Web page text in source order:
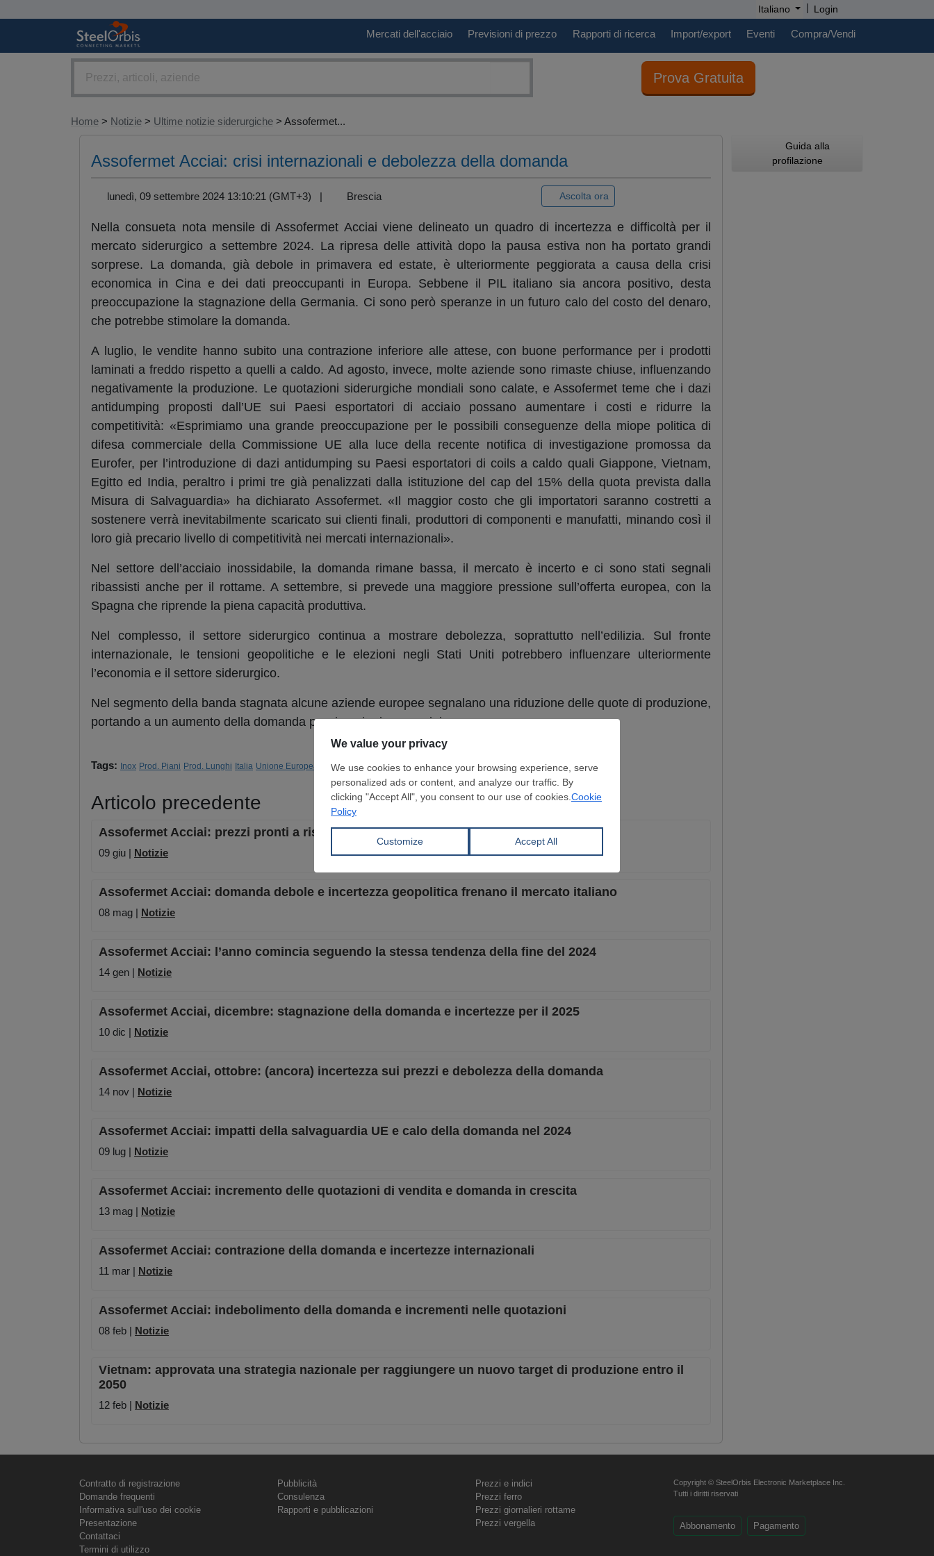
Italiano | Login
Mercati dell'acciaio Previsioni di prezzo Rapporti di ricerca Import/export Eventi Compra/Vendi
Prova Gratuita
Home > Notizie > Ultime notizie siderurgiche > Assofermet...
Assofermet Acciai: crisi internazionali e debolezza della domanda
lunedì, 09 settembre 2024 13:10:21 (GMT+3) | Brescia Ascolta ora
Nella consueta nota mensile di Assofermet Acciai viene delineato un quadro di incertezza e difficoltà per il
mercato siderurgico a settembre 2024. La ripresa delle attività dopo la pausa estiva non ha portato grandi
sorprese. La domanda, già debole in primavera ed estate, è ulteriormente peggiorata a causa della crisi
economica in Cina e dei dati preoccupanti in Europa. Sebbene il PIL italiano sia ancora positivo, desta
preoccupazione la stagnazione della Germania. Ci sono però speranze in un futuro calo del costo del denaro,
che potrebbe stimolare la domanda.
A luglio, le vendite hanno subito una contrazione inferiore alle attese, con buone performance per i prodotti
laminati a freddo rispetto a quelli a caldo. Ad agosto, invece, molte aziende sono rimaste chiuse, influenzando
negativamente la produzione. Le quotazioni siderurgiche mondiali sono calate, e Assofermet teme che i dazi
antidumping proposti dall’UE sui Paesi esportatori di acciaio possano aumentare i costi e ridurre la
competitività: «Esprimiamo una grande preoccupazione per le possibili conseguenze della miope politica di
difesa commerciale della Commissione UE alla luce della recente notifica di investigazione promossa da
Eurofer, per l’introduzione di dazi antidumping su Paesi esportatori di coils a caldo quali Giappone, Vietnam,
Egitto ed India, peraltro i primi tre già penalizzati dalla istituzione del cap del 15% della quota prevista dalla
Misura di Salvaguardia» ha dichiarato Assofermet. «Il maggior costo che gli importatori saranno costretti a
sostenere verrà inevitabilmente scaricato sui clienti finali, produttori di componenti e manufatti, minando così il
loro già precario livello di competitività nei mercati internazionali».
Nel settore dell’acciaio inossidabile, la domanda rimane bassa, il mercato è incerto e ci sono stati segnali
ribassisti anche per il rottame. A settembre, si prevede una maggiore pressione sull’offerta europea, con la
Spagna che riprende la piena capacità produttiva.
Nel complesso, il settore siderurgico continua a mostrare debolezza, soprattutto nell’edilizia. Sul fronte
internazionale, le tensioni geopolitiche e le elezioni negli Stati Uniti potrebbero influenzare ulteriormente
l’economia e il settore siderurgico.
Nel segmento della banda stagnata alcune aziende europee segnalano una riduzione delle quote di produzione,
portando a un aumento della domanda per riempire i magazzini.
Tags: Inox Prod. Piani Prod. Lunghi Italia Unione Europea Prod. Siderurgica Opinioni
Articolo precedente
Assofermet Acciai: prezzi pronti a risalire in estate con la nuova salvaguardia
09 giu | Notizie
Assofermet Acciai: domanda debole e incertezza geopolitica frenano il mercato italiano
08 mag | Notizie
Assofermet Acciai: l’anno comincia seguendo la stessa tendenza della fine del 2024
14 gen | Notizie
Assofermet Acciai, dicembre: stagnazione della domanda e incertezze per il 2025
10 dic | Notizie
Assofermet Acciai, ottobre: (ancora) incertezza sui prezzi e debolezza della domanda
14 nov | Notizie
Assofermet Acciai: impatti della salvaguardia UE e calo della domanda nel 2024
09 lug | Notizie
Assofermet Acciai: incremento delle quotazioni di vendita e domanda in crescita
13 mag | Notizie
Assofermet Acciai: contrazione della domanda e incertezze internazionali
11 mar | Notizie
Assofermet Acciai: indebolimento della domanda e incrementi nelle quotazioni
08 feb | Notizie
Vietnam: approvata una strategia nazionale per raggiungere un nuovo target di produzione entro il
2050
12 feb | Notizie
Guida alla
profilazione
Contratto di registrazione
Domande frequenti
Informativa sull'uso dei cookie
Presentazione
Contattaci
Termini di utilizzo
Pubblicità
Consulenza
Rapporti e pubblicazioni
Prezzi e indici
Prezzi ferro
Prezzi giornalieri rottame
Prezzi vergella
Copyright © SteelOrbis Electronic Marketplace Inc.
Tutti i diritti riservati
Abbonamento Pagamento